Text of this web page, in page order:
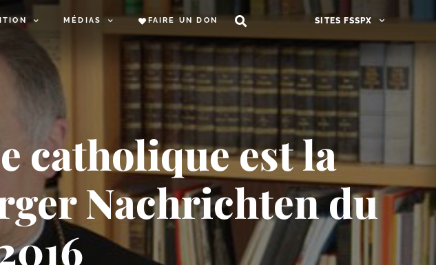
MÉDIAS FAIRE UN DON SITES FSSPX
catholique est la
Nachrichten du